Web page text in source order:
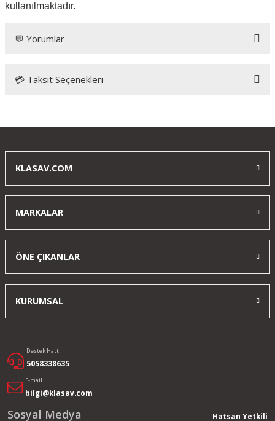
Ekol ES P66 Havalı Tabanca 4.5 mm Parlak Beyaz
kullanılmaktadır.
💬 Yorumlar
Yorum Yaz
💳 Taksit Seçenekleri
KLASAV.COM
MARKALAR
ÖNE ÇIKANLAR
KURUMSAL
Destek Hattı
5058338635
E-mail
bilgi@klasav.com
Sosyal Medya Hatsan Yetkili